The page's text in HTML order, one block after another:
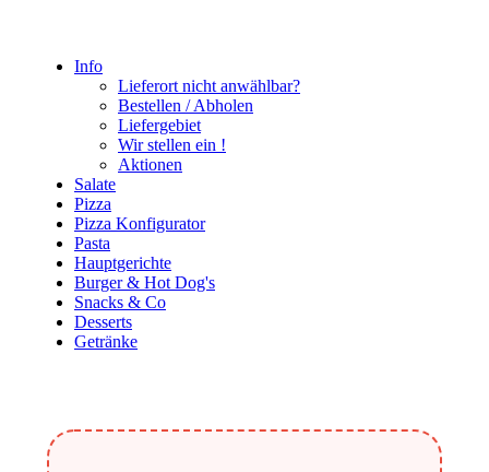
Info
Lieferort nicht anwählbar?
Bestellen / Abholen
Liefergebiet
Wir stellen ein !
Aktionen
Salate
Pizza
Pizza Konfigurator
Pasta
Hauptgerichte
Burger & Hot Dog's
Snacks & Co
Desserts
Getränke